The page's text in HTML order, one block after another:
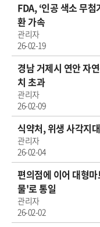
FDA, ‘인공 색소 무
환 가속
관리자
26-02-19
경남 거제시 연안 자
치 초과
관리자
26-02-09
식약처, 위생 사각지
관리자
26-02-04
편의점에 이어 대형
물'로 통일
관리자
26-02-02